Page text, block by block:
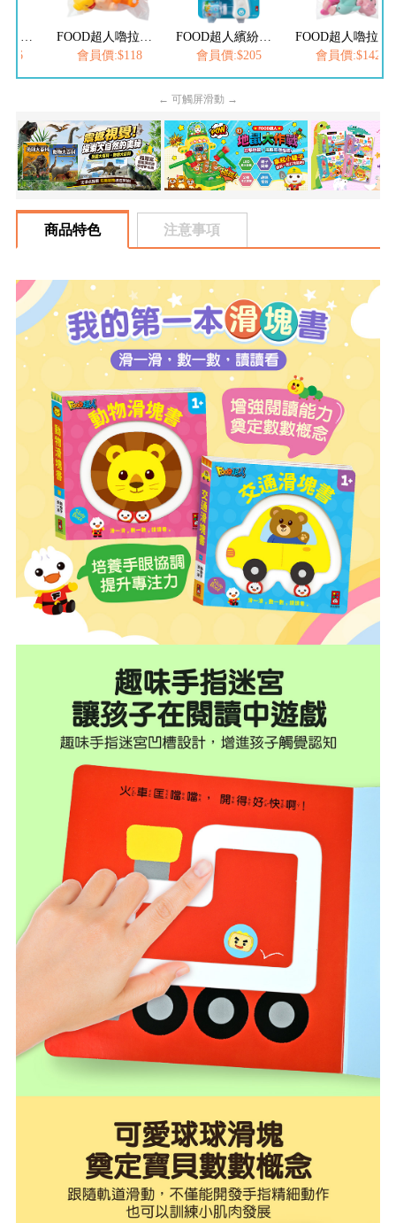
會員價:$118
會員價:$205
會員價:$142
← 可觸屏滑動 →
商品特色 注意事項